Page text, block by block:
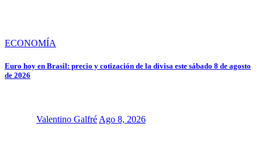
ECONOMÍA
Euro hoy en Brasil: precio y cotización de la divisa este sábado 8 de agosto
de 2026
Valentino Galfré Ago 8, 2026